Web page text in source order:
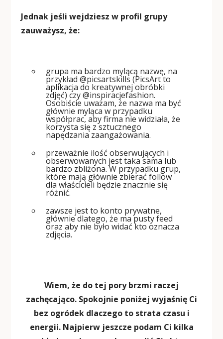
Jednak jeśli wejdziesz w profil grupy
zauważysz, że:
grupa ma bardzo mylącą nazwę, na
przykład @picsartskills (PicsArt to
aplikacja do kreatywnej obróbki
zdjęć) czy @inspiracjefashion.
Osobiście uważam, że nazwa ma być
głównie myląca w przypadku
współprac, aby firma nie widziała, że
korzysta się z sztucznego
napędzania zaangażowania.
przeważnie ilość obserwujących i
obserwowanych jest taka sama lub
bardzo zbliżona. W przypadku grup,
które mają głównie zbierać follow
dla właścicieli będzie znacznie się
różnić.
zawsze jest to konto prywatne,
głównie dlatego, że ma pusty feed
oraz aby nie było widać kto oznacza
zdjęcia.
Wiem, że do tej pory brzmi raczej
zachęcająco. Spokojnie poniżej wyjaśnię Ci
bez ogródek dlaczego to strata czasu i
energii. Najpierw jeszcze podam Ci kilka